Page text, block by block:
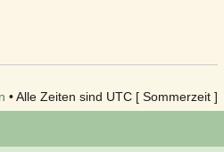
• Alle Zeiten sind UTC [ Sommerzeit ]